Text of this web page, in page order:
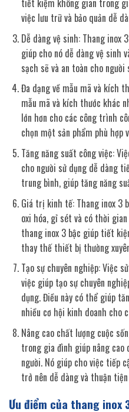
tiết kiệm không gian trong
việc lưu trữ và bảo quản dễ
Dễ dàng vệ sinh: Thang inox
giúp cho nó dễ dàng vệ sinh
sạch sẽ và an toàn cho người
Đa dạng về mẫu mã và kích
mẫu mã và kích thước khác
lớn hơn cho các công trình
chọn một sản phẩm phù hợp
Tăng năng suất công việc:
cho người sử dụng dễ dàng
trung bình, giúp tăng năng
Giá trị kinh tế: Thang inox 3
oxi hóa, gỉ sét và có thời
thang inox 3 bậc giúp tiết
thay thế thiết bị thường
Tạo sự chuyên nghiệp: Việc
việc giúp tạo sự chuyên
dụng. Điều này có thể giúp
nhiều cơ hội kinh doanh cho
Nâng cao chất lượng cuộc
trong gia đình giúp nâng cao
người. Nó giúp cho việc tiếp
trở nên dễ dàng và thuận
Ưu điểm của thang inox